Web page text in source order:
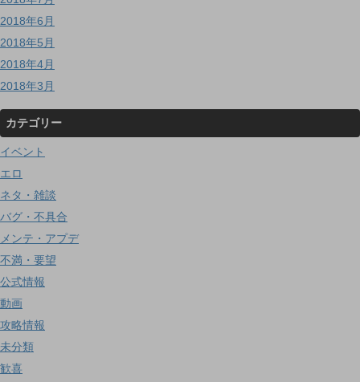
2018年6月
2018年5月
2018年4月
2018年3月
カテゴリー
イベント
エロ
ネタ・雑談
バグ・不具合
メンテ・アプデ
不満・要望
公式情報
動画
攻略情報
未分類
歓喜